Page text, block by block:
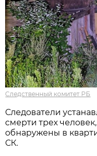
Следственный комитет РБ
Следователи
смерти трех
обнаружены в
СК.